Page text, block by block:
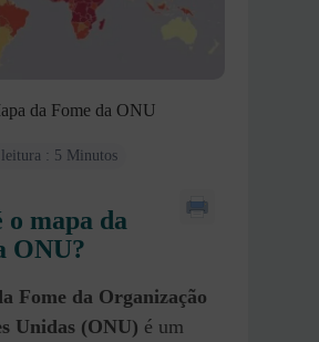
da Fome da ONU
: 5 Minutos
o mapa da
ONU?
Fome da Organização
Unidas (ONU) é um